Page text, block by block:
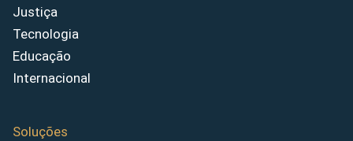
Justiça
Tecnologia
Educação
Internacional
Soluções